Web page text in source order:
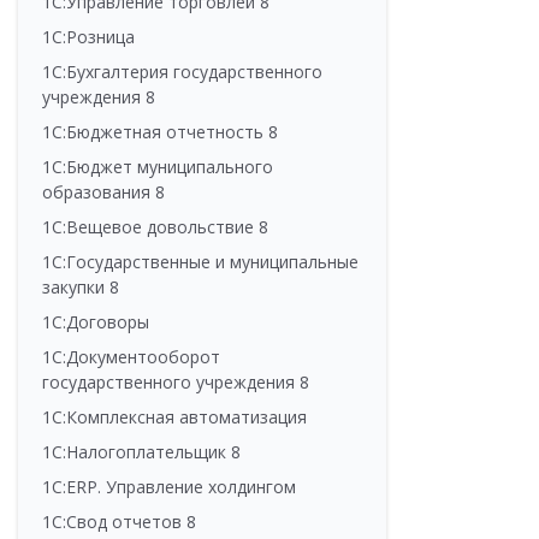
1С:Розница
1С:Бухгалтерия государственного
учреждения 8
1С:Бюджетная отчетность 8
1С:Бюджет муниципального
образования 8
1С:Вещевое довольствие 8
1С:Государственные и муниципальные
закупки 8
1С:Договоры
1С:Документооборот
государственного учреждения 8
1С:Комплексная автоматизация
1С:Налогоплательщик 8
1С:ERP. Управление холдингом
1С:Свод отчетов 8